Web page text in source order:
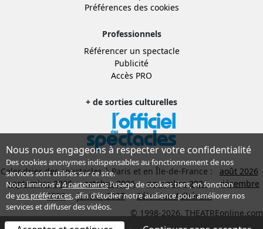
Préférences des cookies
Professionnels
Référencer un spectacle
Publicité
Accès PRO
+ de sorties culturelles
Calendrier des spectacles à Paris et en Île-de-France :
août 2026
septembre 2026
octobre 2026 novembre 2026
décembre
2026
janvier 2027
Sélection Adhérent
© 1998-2026, THEATREonline.com
Nous nous engageons à respecter votre confidentialité
Des cookies anonymes indispensables au fonctionnement de nos
services sont utilisés sur ce site.
Nous limitons à4 partenairesl’usage de cookies tiers, en fonction
devos préférences, afin d'étudier notre audience pour améliorer nos
services et diffuser des vidéos.